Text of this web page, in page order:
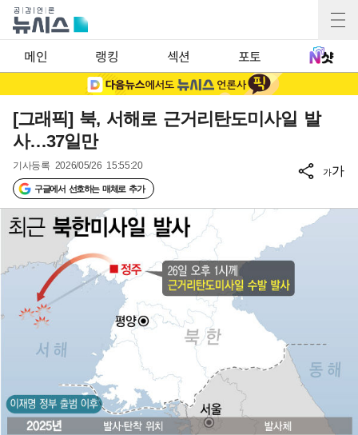
메인 랭킹 섹션 포토
[그래픽] 북, 서해로 근거리탄도미사일 발
사…37일만
기사등록 2026/05/26 15:55:20
구글에서 선호하는 매체로 추가
가가